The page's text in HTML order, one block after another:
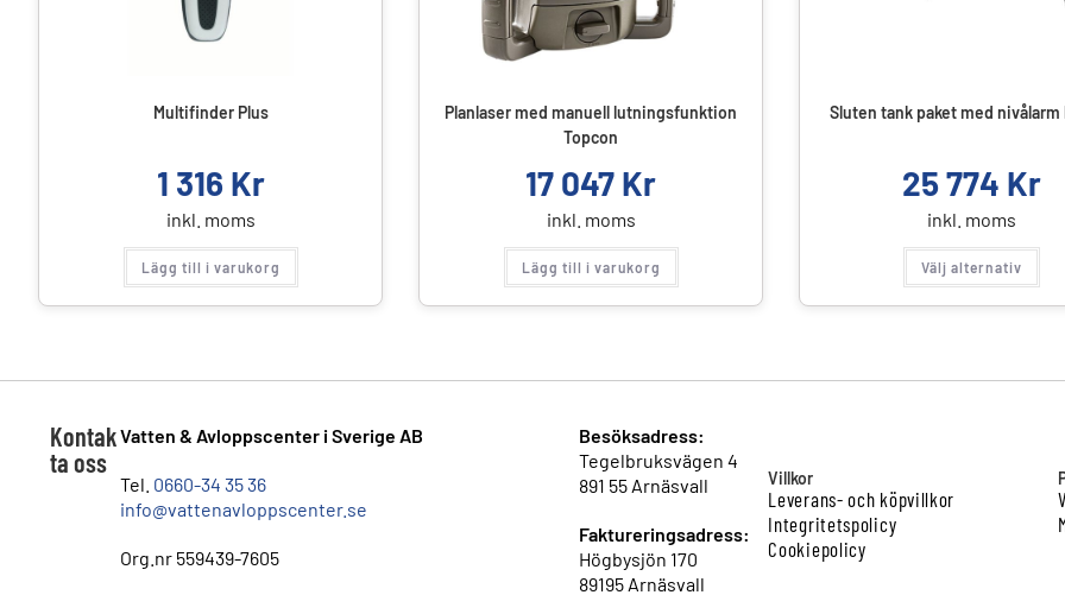
Multifinder Plus
1 316 Kr
inkl. moms
Lägg till i varukorg
Planlaser med manuell lutningsfunktion
Topcon
17 047 Kr
inkl. moms
Lägg till i varukorg
Sluten tank paket med
25 774 Kr
inkl. moms
Välj alternativ
Kontak
ta oss
Vatten & Avloppscenter i Sverige AB
Tel. 0660-34 35 36
info@vattenavloppscenter.se
Org.nr 559439-7605
Besöksadress:
Tegelbruksvägen 4
891 55 Arnäsvall
Faktureringsadress:
Högbysjön 170
89195 Arnäsvall
Villkor
Leverans- och köpvillkor
Integritetspolicy
Cookiepolicy